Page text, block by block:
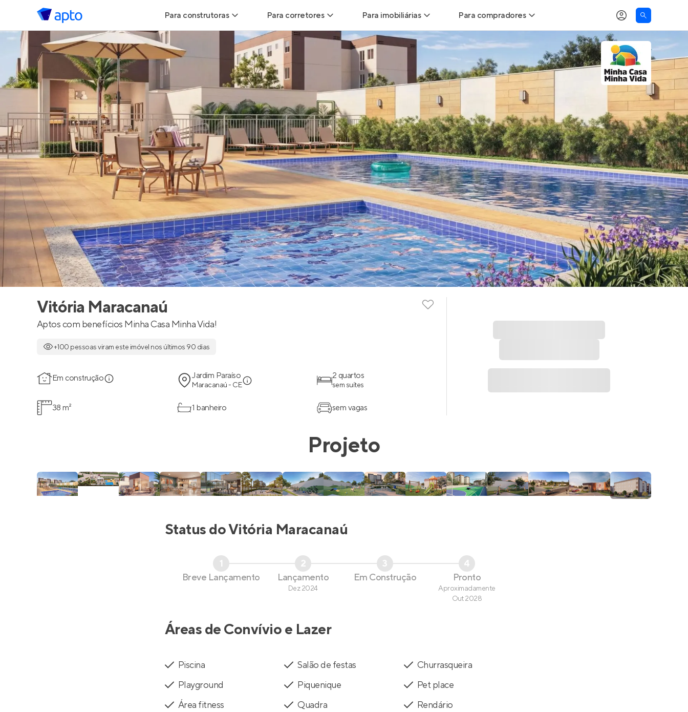
Para construtoras
Geração de Leads
Geração de Visitas
Geração de Vendas
Maiores Construtoras
Parcerias Imobiliárias
Anunciar Imóveis
Para corretores
Leads para Corretores
Corretor+
Parcerias imobiliárias
Hub de Corretores
Perfil Verificado
Anunciar imóveis
Para imobiliárias
Leads para Imobiliárias
Hub de imobiliárias
Anunciar imóveis
Para compradores
Buscar um imóvel novo
Calcule seu Poder de Compra
Comprar x Alugar
Correção do INCC
Simulador de Financiamento
Encontre um corretor
Vitória Maracanaú
Aptos com benefícios Minha Casa Minha Vida!
+100 pessoas viram este imóvel nos últimos 90 dias
Em construção Jardim Paraíso
Maracanaú - CE
2 quartos
sem suítes
38 m² 1 banheiro sem vagas
Projeto
Status doVitória Maracanaú
1
Breve Lançamento
2
Lançamento
Dez 2024
3
Em Construção
4
Pronto
Aproximadamente
Out 2028
Áreas de Convívio e Lazer
Piscina Salão de festas
Churrasqueira
Playground
Piquenique
Pet place
Área fitness
Quadra Rendário